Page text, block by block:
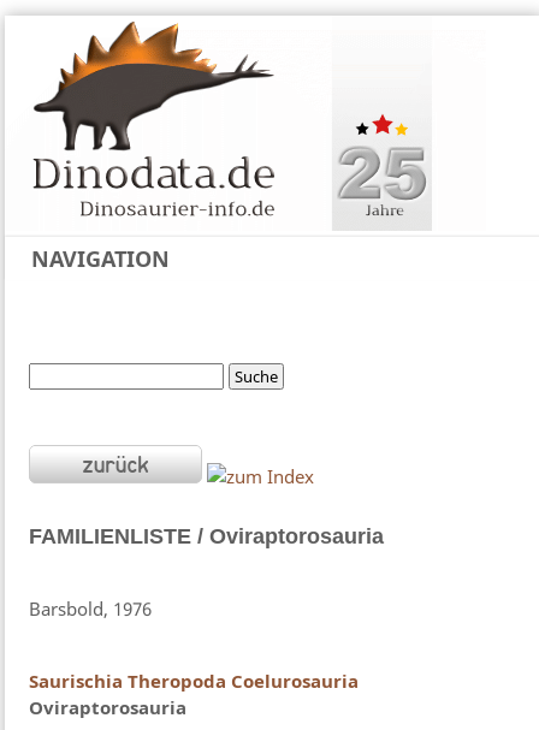
NAVIGATION
FAMILIENLISTE / Oviraptorosauria
Barsbold, 1976
Saurischia Theropoda Coelurosauria
Oviraptorosauria